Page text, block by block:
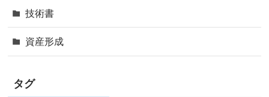
技術書
資産形成
タグ